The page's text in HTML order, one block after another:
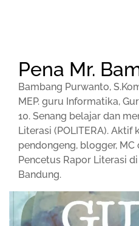
Pena Mr.
Bambang Purwanto,
MEP. guru Informatika,
10. Senang belajar dan
Literasi (POLITERA). Aktif
pendongeng, blogger,
Pencetus Rapor Literasi
Bandung.